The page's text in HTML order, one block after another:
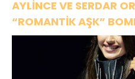
AYLİNCE VE SERDAR
“ROMANTİK AŞK”